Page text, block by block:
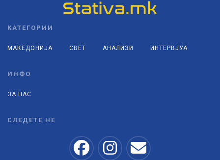
КАТЕГОРИИ
МАКЕДОНИЈА СВЕТ АНАЛИЗИ ИНТЕРВЈУА
ИНФО
ЗА НАС
СЛЕДЕТЕ НЕ